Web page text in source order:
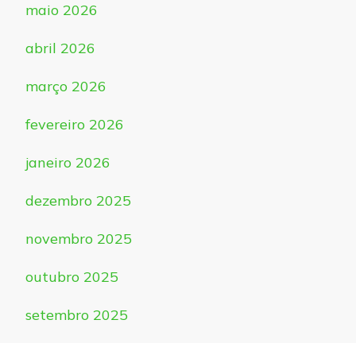
maio 2026
abril 2026
março 2026
fevereiro 2026
janeiro 2026
dezembro 2025
novembro 2025
outubro 2025
setembro 2025